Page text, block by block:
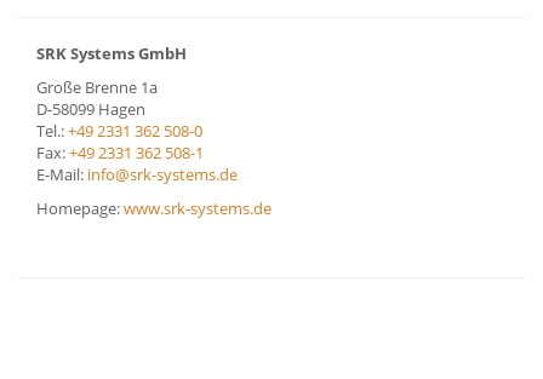
SRK Systems GmbH
Große Brenne 1a
D-58099 Hagen
Tel.:+49 2331 362 508-0
Fax:+49 2331 362 508-1
E-Mail: info@srk-systems.de
Homepage:www.srk-systems.de